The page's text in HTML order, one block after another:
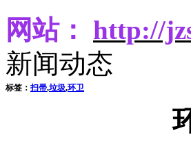
网站： http://
新闻动态
标签： 扫帚,垃圾,环卫